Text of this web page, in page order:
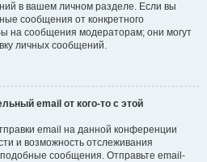
в вашем личном разделе. Если вы
сообщения от конкретного
на сообщения модераторам; они могут
личных сообщений.
email от кого-то с этой
email на данной конференции
и возможность отслеживания
сообщения. Отправьте email-